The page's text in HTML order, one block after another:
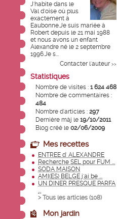
J'habite dans le
Val d'oise où plus
exactement à
Eaubonne.Je suis mariée à
Robert depuis le 21 mai 1988
et nous avons un enfant
Alexandre né le 2 septembre
1996.Je s...
Contacter l'auteur >>
Statistiques
Nombre de visites : 1 624 468
Nombre de commentaires :
484
Nombre d'articles : 297
Dernière màj le 19/10/2011
Blog créé le 02/06/2009
Mes recettes
ENTREE d' ALEXANDRE
Recherche SEL pour FUM ...
SODA MAISON
AMI(ES) BELGE j'ai be ...
UN DINER PRESQUE PARFA
...
> Tous les articles (108)
Mon jardin